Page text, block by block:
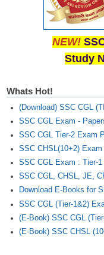
NEW!
Study
Whats Hot!
(Download) SSC CGL
SSC CGL Exam -
SSC CGL Tier-2 Exam
SSC CHSL(10+2)
SSC CGL Exam : Tier-1
SSC CGL, CHSL, JE,
Download E-Books for
SSC CGL (Tier-1&2)
(E-Book) SSC CGL
(E-Book) SSC CHSL